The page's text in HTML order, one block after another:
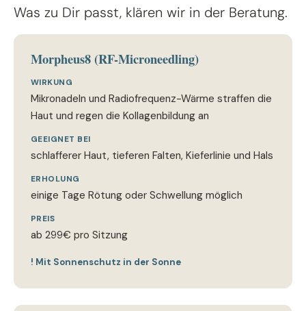
Was zu Dir passt, klären wir in der Beratung.
Morpheus8 (RF-Microneedling)
WIRKUNG
Mikronadeln und Radiofrequenz-Wärme straffen die
Haut und regen die Kollagenbildung an
GEEIGNET BEI
schlafferer Haut, tieferen Falten, Kieferlinie und Hals
ERHOLUNG
einige Tage Rötung oder Schwellung möglich
PREIS
ab 299€ pro Sitzung
! Mit Sonnenschutz in der Sonne